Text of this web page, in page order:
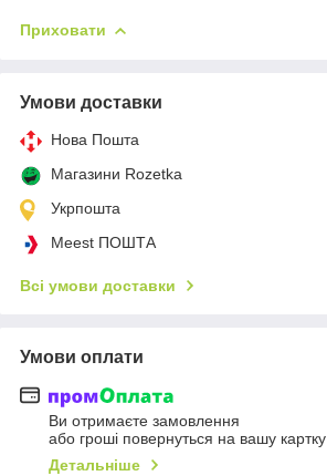
Приховати
Умови доставки
Нова Пошта
Магазини Rozetka
Укрпошта
Meest ПОШТА
Всі умови доставки
Умови оплати
Ви отримаєте замовлення
або гроші повернуться на вашу картку
Детальніше